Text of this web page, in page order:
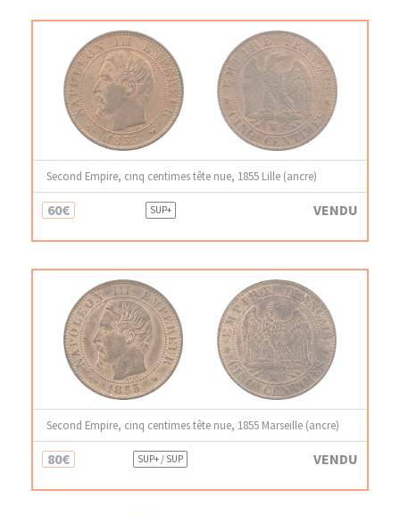
Second Empire, cinq centimes tête nue, 1855 Lille (ancre)
60€ SUP+ VENDU
Second Empire, cinq centimes tête nue, 1855 Marseille (ancre)
80€ SUP+ / SUP VENDU